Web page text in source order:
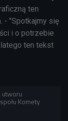
ten
- "Spotkajmy się
i o potrzebie
ten tekst
utworu
Komety